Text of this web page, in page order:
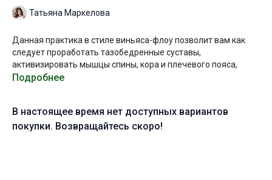
Татьяна Маркелова
Данная практика в стиле виньяса-флоу позволит вам как
следует проработать тазобедренные суставы,
активизировать мышцы спины, кора и плечевого пояса,
чтобы подготовиться к выполнению непростого баланса на
Мы будем двигаться динамично, интересно и где-то даже
непривычно. Настраивайтесь на интенсивную практику и
Подробнее
В настоящее время нет доступных вариантов
покупки. Возвращайтесь скоро!